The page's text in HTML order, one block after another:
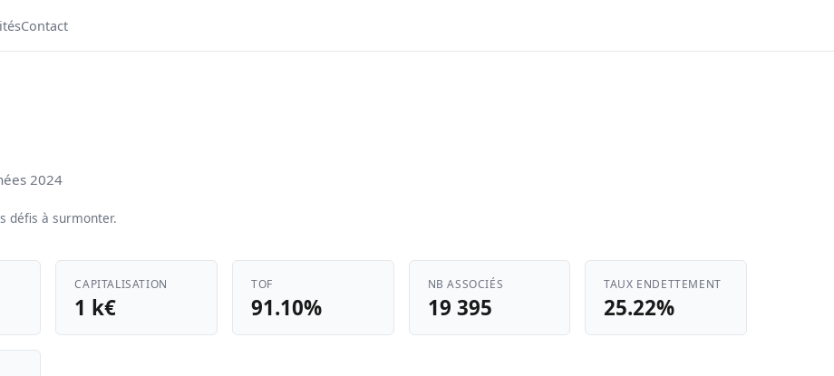
Contact
2024
défis à surmonter.
CAPITALISATION
1 k€
TOF
91.10%
NB ASSOCIÉS
19 395
TAUX ENDETTEMENT
25.22%